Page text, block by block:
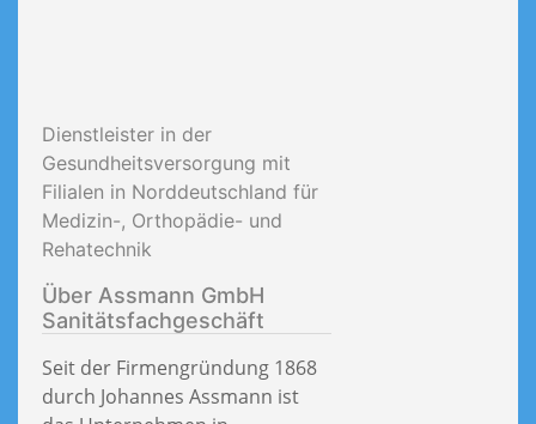
Dienstleister in der
Gesundheitsversorgung mit
Filialen in Norddeutschland für
Medizin-, Orthopädie- und
Rehatechnik
Über Assmann GmbH
Sanitätsfachgeschäft
Seit der Firmengründung 1868
durch Johannes Assmann ist